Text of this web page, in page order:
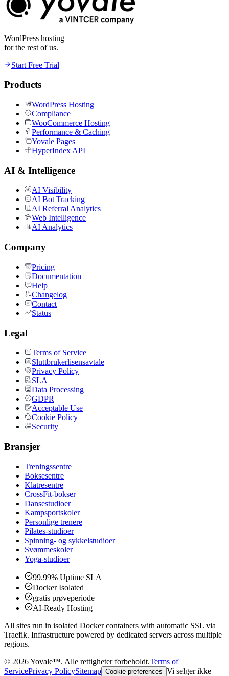
WordPress hosting
for the rest of us.
Start Free Trial
Products
WordPress Hosting
Compliance
WooCommerce Hosting
Performance & Caching
Yovale Pages
HyperIndex API
AI & Intelligence
AI Visibility
AI Bot Tracking
AI Referral Analytics
Web Intelligence
AI Analytics
Company
Pricing
Documentation
Help
Changelog
Contact
Status
Legal
Terms of Service
Sluttbrukerlisensavtale
Privacy Policy
SLA
Data Processing
GDPR
Acceptable Use
Cookie Policy
Security
Bransjer
Treningssentre
Boksesentre
Klatresentre
CrossFit-bokser
Dansestudioer
Kampsportskoler
Personlige trenere
Pilates-studioer
Spinning- og sykkelstudioer
Svømmeskoler
Yoga-studioer
99.99% Uptime SLA
Docker Isolated
gratis prøveperiode
AI-Ready Hosting
All sites run in isolated Docker containers with automatic SSL via
Traefik. Infrastructure powered by dedicated servers across multiple
regions.
© 2026Yovale™. Alle rettigheter forbeholdt.Terms of
ServicePrivacy PolicySitemap Cookie preferences Vi selger ikke